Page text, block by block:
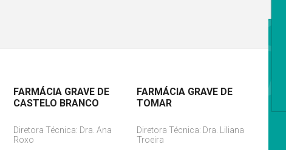
FARMÁCIA GRAVE DE
CASTELO BRANCO
Diretora Técnica: Dra. Ana
Roxo
FARMÁCIA GRAVE DE
TOMAR
Diretora Técnica: Dra. Liliana
Troeira